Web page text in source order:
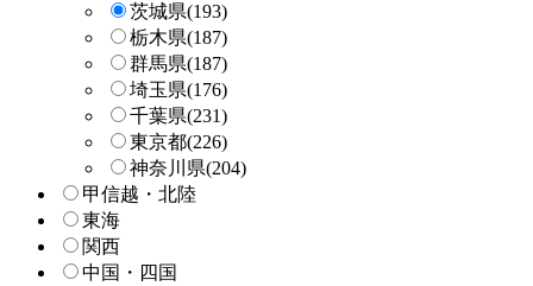
茨城県(193)
栃木県(187)
群馬県(187)
埼玉県(176)
千葉県(231)
東京都(226)
神奈川県(204)
甲信越・北陸
東海
関西
中国・四国